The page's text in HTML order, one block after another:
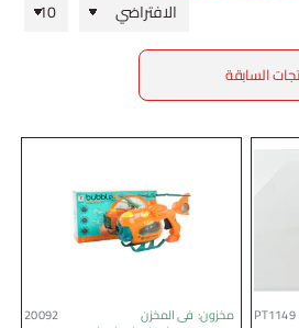
السابقة
PT1149 مخزون: فى المخزن 20092